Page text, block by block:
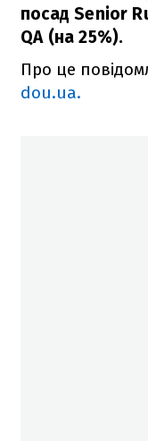
посад Senior
QA (на 25%).
Про це
dou.ua.